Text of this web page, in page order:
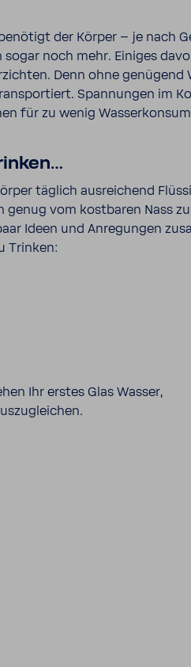
der Körper – je nach
sogar noch mehr. Einiges
Denn ohne
Span­nungen im
für zu wenig
täglich ausrei­chend
vom kost­baren Nass
Ideen und Anre­gungen
Trinken:
Ihr erstes Glas Wasser,